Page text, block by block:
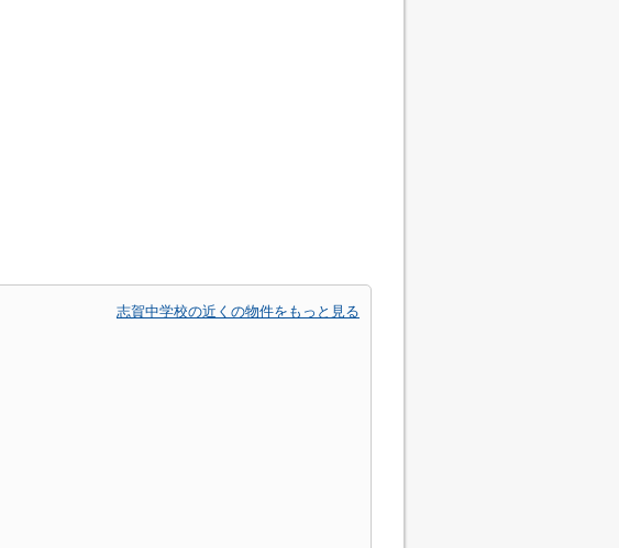
志賀中学校の近くの物件をもっと見る